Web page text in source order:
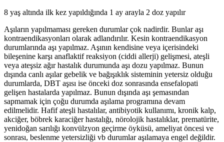
8 yaş altında ilk kez yapıldığında 1 ay arayla 2 doz yapılır
Aşıların yapılmaması gereken durumlar çok nadirdir. Bunlar aşı
kontraendikasyonları olarak adlandırılır. Kesin kontraendikasyon
durumlarında aşı yapılmaz. Aşının kendisine veya içerisindeki
bileşenine karşı anaflaktif reaksiyon (ciddi allerji) gelişmesi, ateşli
veya ateşsiz ağır hastalık durumunda aşı dozu yapılmaz. Bunun
dışında canlı aşılar gebelik ve bağışıklık sisteminin yetersiz olduğu
durumlarda, DBT aşısı ise önceki doz sonrasında ensefalopati
gelişen hastalarda yapılmaz. Bunun dışında aşı şemasından
sapmamak için çoğu durumda aşılama programına devam
edilmelidir. Hafif ateşli hastalılar, antibiyotik kullanımı, kronik kalp,
akciğer, böbrek karaciğer hastalığı, nörolojik hastalıklar, prematürite,
yenidoğan sarılığı konvülzyon geçirme öyküsü, ameliyat öncesi ve
sonrası, beslenme yetersizliği vb durumlar aşılamaya engel değildir.